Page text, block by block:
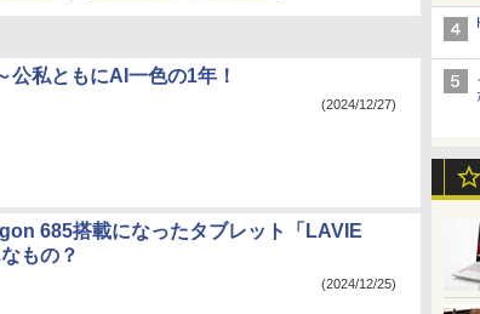
公私ともにAI一色の1年！
(2024/12/27)
685搭載になったタブレット「LAVIE
もの？
(2024/12/25)